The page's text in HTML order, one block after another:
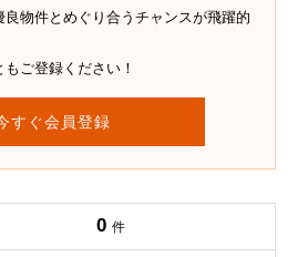
物件とめぐり合うチャンスが飛躍的
ご登録ください！
すぐ会員登録
0 件